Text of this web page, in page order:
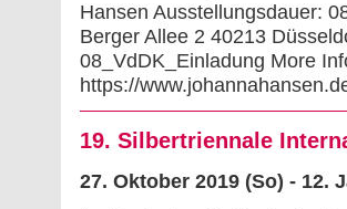
Hansen Ausstellungsdauer:
Berger Allee 2 40213
08_VdDK_Einladung More
https://
19. Silbertriennale
27. Oktober 2019 (So) - 12.